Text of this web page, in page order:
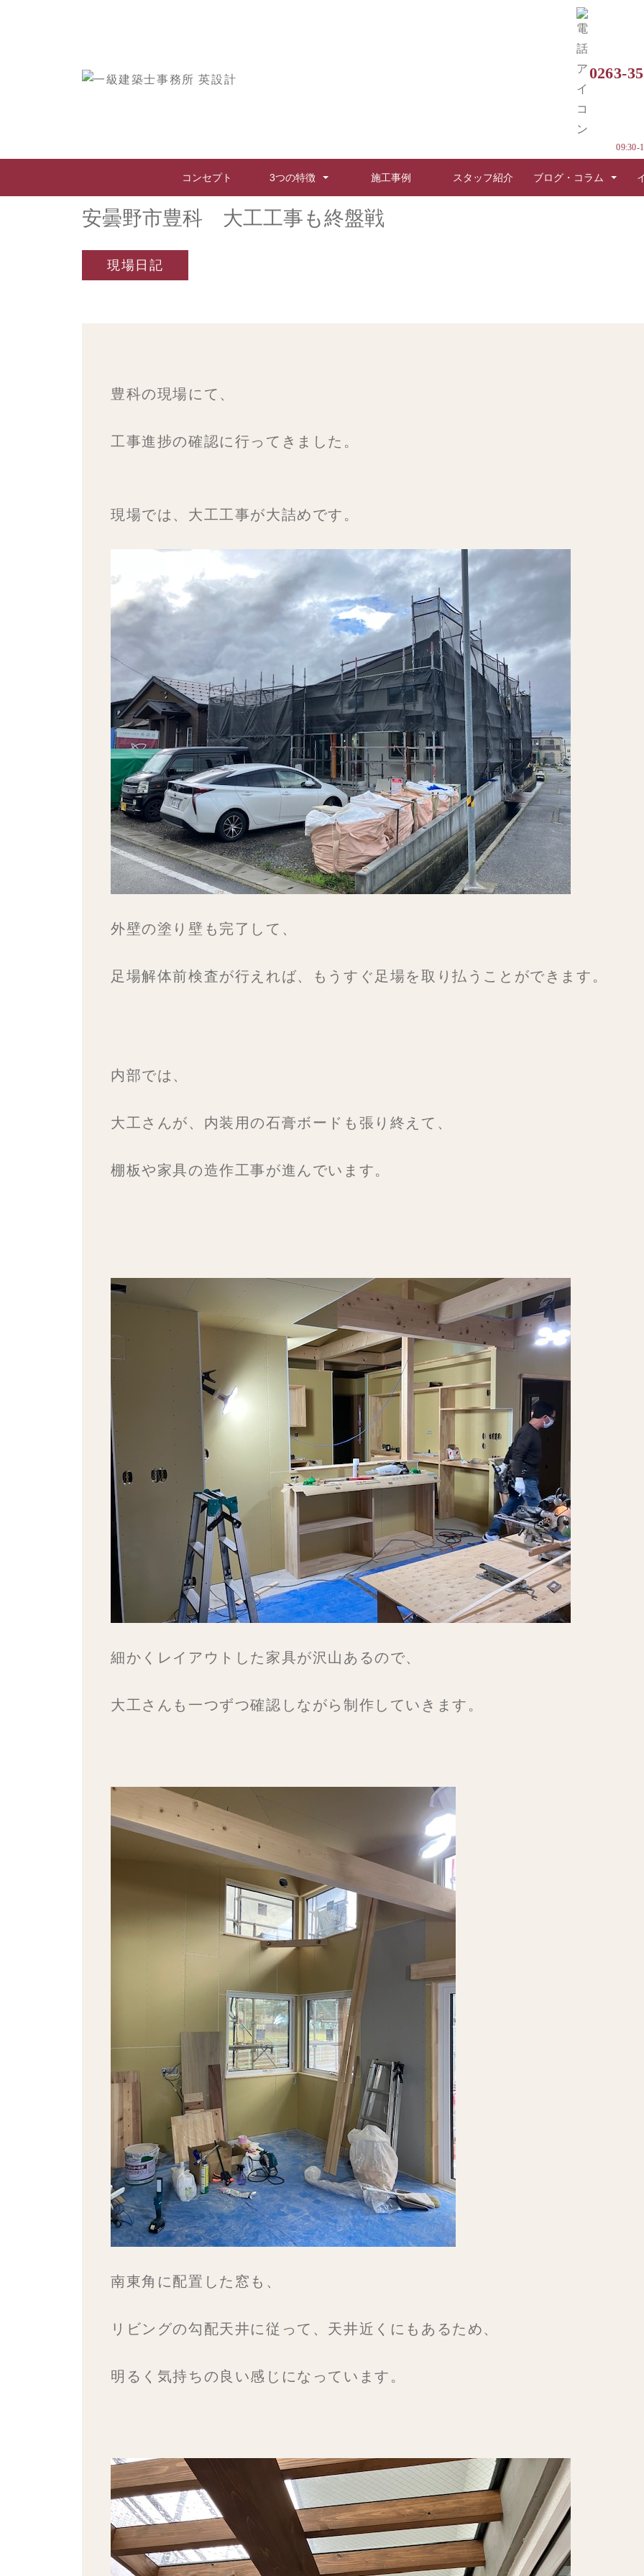
0263-
09:30-
コンセプト 3つの特徴 施工事例 スタッフ紹介 ブログ・コラム
安曇野市豊科 大工工事も終盤戦
現場日記
豊科の現場にて、
工事進捗の確認に行ってきました。
現場では、大工工事が大詰めです。
外壁の塗り壁も完了して、
足場解体前検査が行えれば、もうすぐ足場を取り払うことができます。
内部では、
大工さんが、内装用の石膏ボードも張り終えて、
棚板や家具の造作工事が進んでいます。
細かくレイアウトした家具が沢山あるので、
大工さんも一つずつ確認しながら制作していきます。
南東角に配置した窓も、
リビングの勾配天井に従って、天井近くにもあるため、
明るく気持ちの良い感じになっています。